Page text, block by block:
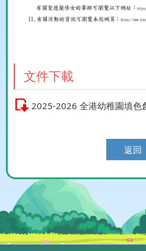
文件下載
2025-2026 全港幼稚園填色
返回